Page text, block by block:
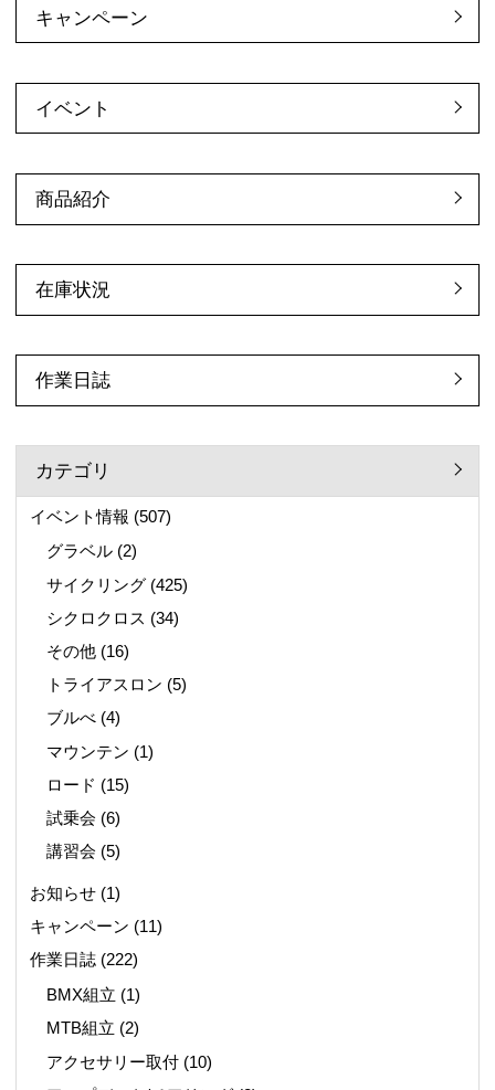
キャンペーン
イベント
商品紹介
在庫状況
作業日誌
カテゴリ
イベント情報 (507)
グラベル (2)
サイクリング (425)
シクロクロス (34)
その他 (16)
トライアスロン (5)
ブルべ (4)
マウンテン (1)
ロード (15)
試乗会 (6)
講習会 (5)
お知らせ(1)
キャンペーン (11)
作業日誌(222)
BMX組立 (1)
MTB組立 (2)
アクセサリー取付 (10)